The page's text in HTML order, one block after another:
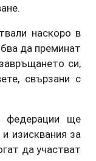
наскоро в
да преминат
си,
свързани с
федерации ще
изисквания за
да участват